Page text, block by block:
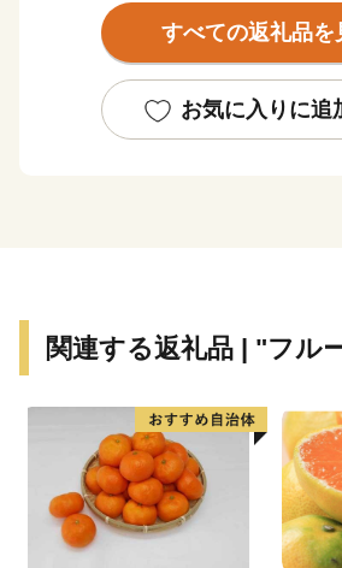
りたい。こんな夢を実現するために
となったまちづくりを推進してい
皆さんの心にいつまでも残るふるさ
い。その思いを 赤磐ふるさと応援寄
すべての返礼品を
お気に入りに追
関連する返礼品 | "フル